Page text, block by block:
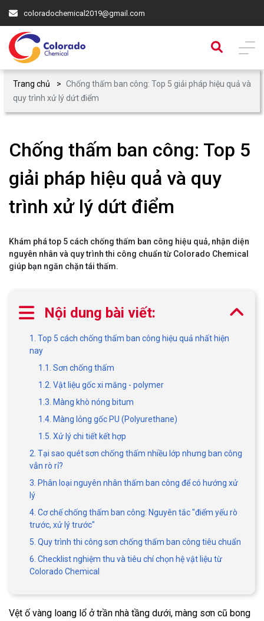
coloradochemical2019@gmail.com
Trang chủ
Chống thấm ban công: Top 5 giải pháp hiệu quả và
quy trình xử lý dứt điểm
Chống thấm ban công: Top 5
giải pháp hiệu quả và quy
trình xử lý dứt điểm
Khám phá top 5 cách chống thấm ban công hiệu quả, nhận diện
nguyên nhân và quy trình thi công chuẩn từ Colorado Chemical
giúp bạn ngăn chặn tái thấm.
Nội dung bài viết:
1. Top 5 cách chống thấm ban công hiệu quả nhất hiện
nay
1.1. Sơn chống thấm
1.2. Vật liệu gốc xi măng - polymer
1.3. Màng khò nóng bitum
1.4. Màng lỏng gốc PU (Polyurethane)
1.5. Xử lý chi tiết kết hợp
2. Tại sao quét sơn chống thấm nhiều lớp nhưng ban công
vẫn rò rỉ?
3. Phân loại nguyên nhân thấm ban công để có hướng xử
lý
4. Cơ chế chống thấm ban công: Nguyên tắc "điểm yếu rò
trước, xử lý trước"
5. Quy trình thi công sơn chống thấm ban công tiêu chuẩn
6. Checklist nghiệm thu và tiêu chí chọn hệ vật liệu từ
Colorado Chemical
Vệt ố vàng loang lổ ở trần nhà tầng dưới, màng sơn cũ bong